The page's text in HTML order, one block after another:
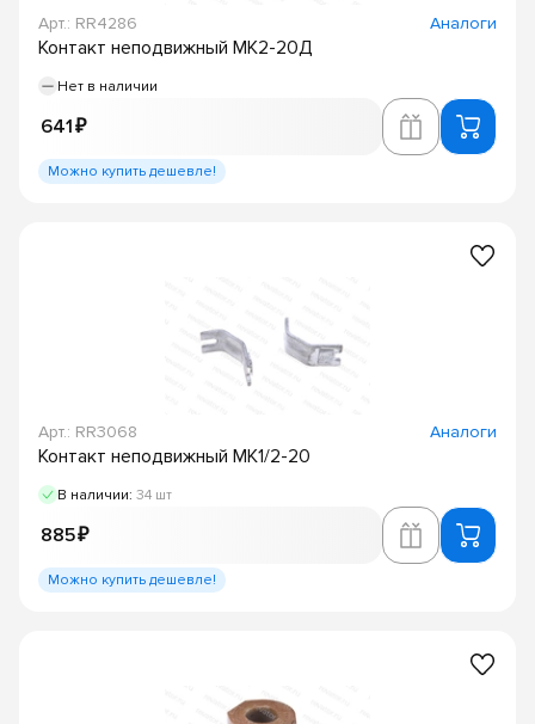
Арт.: RR4286 Аналоги
Контакт неподвижный МК2-20Д
Нет в наличии
641 ₽
Можно купить дешевле!
Арт.: RR3068 Аналоги
Контакт неподвижный МК1/2-20
В наличии: 34 шт
885 ₽
Можно купить дешевле!